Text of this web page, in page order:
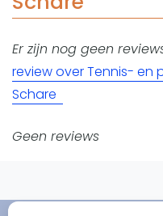
Laatste updates
Forum
Nieuws
Blog artikelen
Vragen over padel
Er zijn nog geen
review over Tennis- en
Schare
Geen reviews